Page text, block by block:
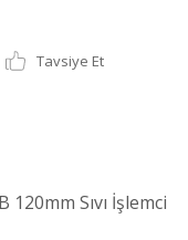
Tavsiye Et
120mm Sıvı İşlemci